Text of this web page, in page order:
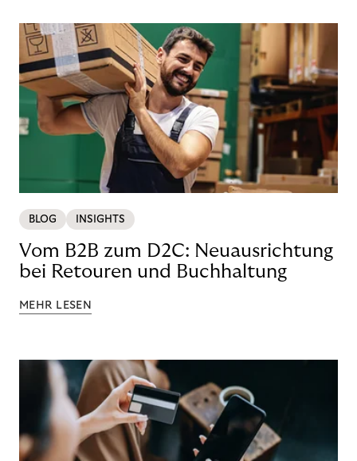
BLOG INSIGHTS
Vom B2B zum D2C: Neuausrichtung
bei Retouren und Buchhaltung
MEHR LESEN